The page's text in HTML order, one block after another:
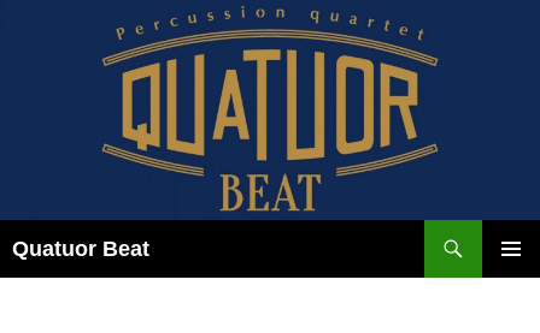
Quatuor Beat